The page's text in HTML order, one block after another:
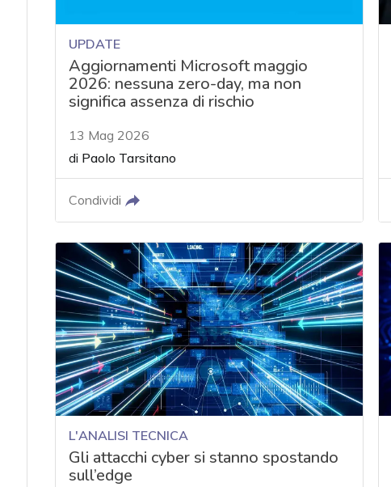
UPDATE
Aggiornamenti Microsoft maggio
2026: nessuna zero-day, ma non
significa assenza di rischio
13 Mag 2026
di Paolo Tarsitano
Condividi
L'ANALISI TECNICA
Gli attacchi cyber si stanno spostando
sull’edge